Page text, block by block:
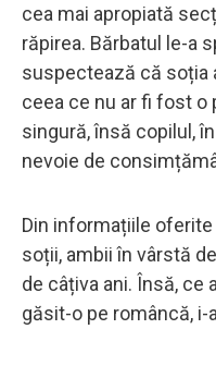
cea mai apropiată
răpirea. Bărbatul le-a
suspectează că soția
ceea ce nu ar fi fost o
singură, însă copilul,
nevoie de
Din informațiile
soții, ambii în vârstă
de câțiva ani. Însă, ce
găsit-o pe româncă, i-